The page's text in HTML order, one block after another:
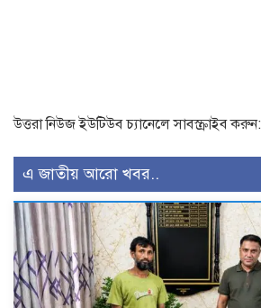
উত্তরা নিউজ ইউটিউব চ্যানেলে সাবস্ক্রাইব করুন:
এ জাতীয় আরো খবর..